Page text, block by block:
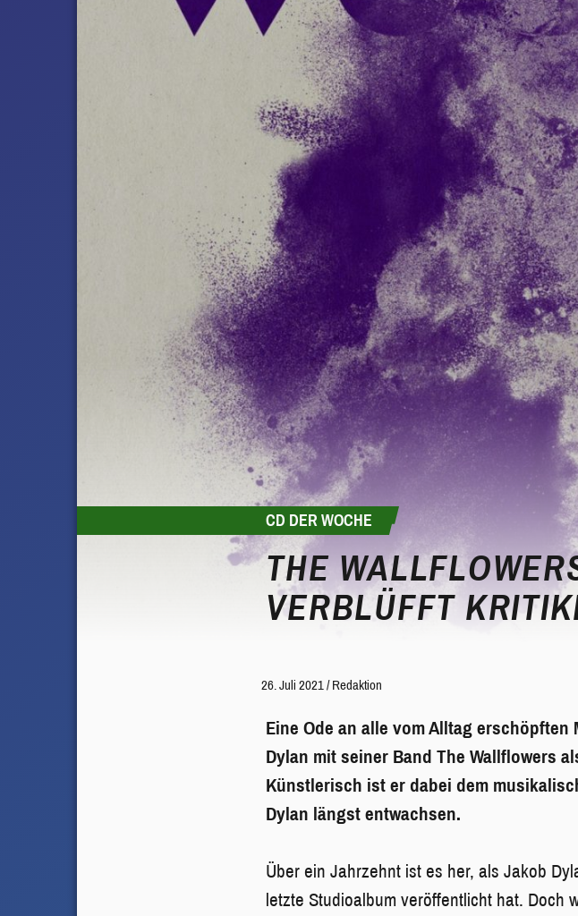
CD DER WOCHE
THE
VERBLÜFFT
26. Juli 2021 /Redaktion
Eine Ode an alle vom Alltag
Dylan mit seiner Band The Wallflowers
Künstlerisch ist er dabei dem
Dylan längst entwachsen.
Über ein Jahrzehnt ist es her, als Jakob
letzte Studioalbum veröffentlicht hat. Doch